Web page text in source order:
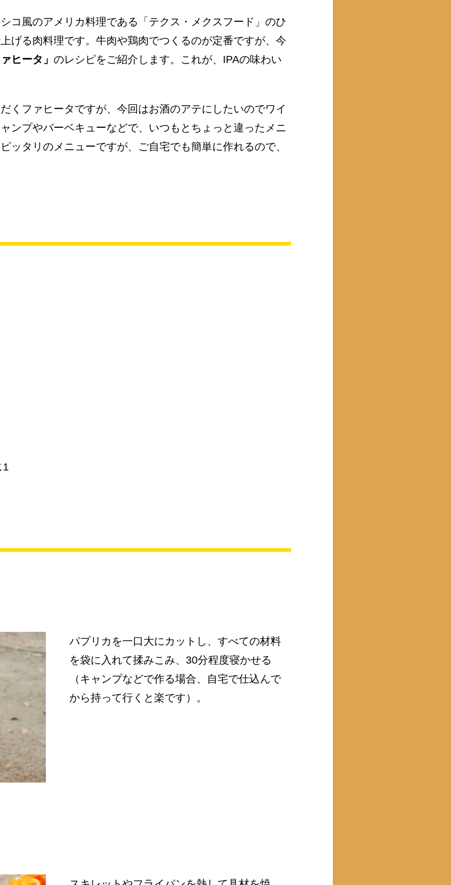
コ風のアメリカ料理である「テクス・メクスフード」のひ
げる肉料理です。牛肉や鶏肉でつくるのが定番ですが、今
ヒータ」 のレシピをご紹介します。これが、IPAの味わい
くファヒータですが、今回はお酒のアテにしたいのでワイ
ンプやバーベキューなどで、いつもとちょっと違ったメニ
タリのメニューですが、ご自宅でも簡単に作れるので、
1
パプリカを一口大にカットし、すべての材料
を袋に入れて揉みこみ、30分程度寝かせる
（キャンプなどで作る場合、自宅で仕込んで
から持って行くと楽です）。